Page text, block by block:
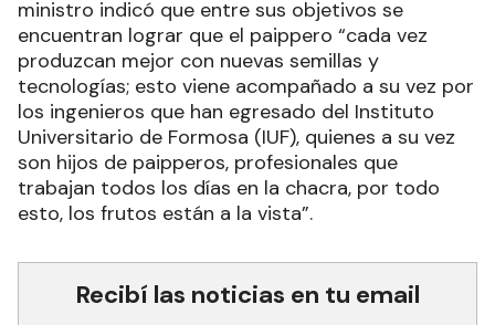
ministro indicó que entre sus objetivos se
encuentran lograr que el paippero “cada vez
produzcan mejor con nuevas semillas y
tecnologías; esto viene acompañado a su vez por
los ingenieros que han egresado del Instituto
Universitario de Formosa (IUF), quienes a su vez
son hijos de paipperos, profesionales que
trabajan todos los días en la chacra, por todo
esto, los frutos están a la vista”.
Recibí las noticias en tu email